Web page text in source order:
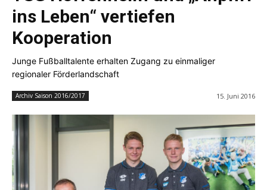
ins Leben“ vertiefen
Kooperation
Junge Fußballtalente erhalten Zugang zu einmaliger
regionaler Förderlandschaft
Archiv Saison 2016/2017 15. Juni 2016